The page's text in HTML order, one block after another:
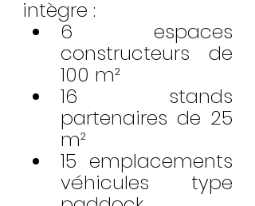
intègre :
6 espaces
constructeurs de
100 m²
16 stands
partenaires de 25
m²
15 emplacements
véhicules type